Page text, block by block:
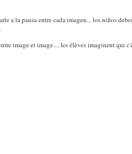
a la pausa entre cada imagen... los niños
image et image.... les élèves imaginent qui